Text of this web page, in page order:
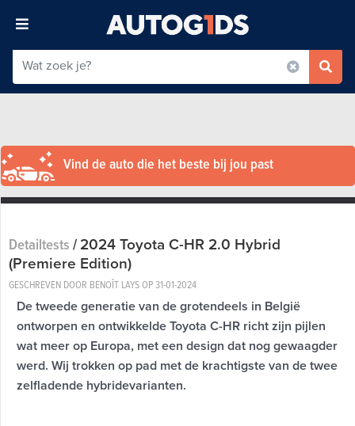
Vind de auto die het beste bij jou past
Detailtests/2024 Toyota C-HR 2.0 Hybrid
(Premiere Edition)
GESCHREVEN DOOR BENOÎT LAYS OP31-01-2024
De tweede generatie van de grotendeels in België
ontworpen en ontwikkelde Toyota C-HR richt zijn pijlen
wat meer op Europa, met een design dat nog gewaagder
werd. Wij trokken op pad met de krachtigste van de twee
zelfladende hybridevarianten.